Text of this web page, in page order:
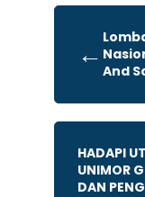
← And
HADAPI
UNIMOR
DAN